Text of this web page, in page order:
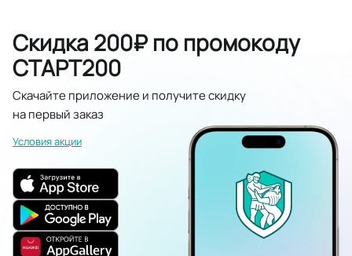
Скидка 200₽ по промокоду
СТАРТ200
Скачайте приложение и получите скидку
на первый заказ
Условия акции